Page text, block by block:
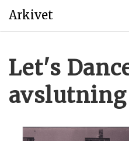
Arkivet
Let's